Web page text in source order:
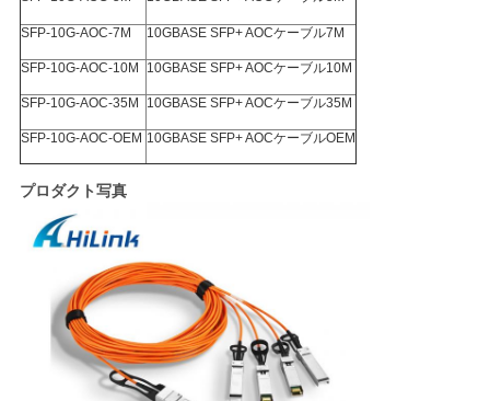
プ
ラ
イ
バ
SFP-10G-AOC-7M 10GBASE SFP+ AOCケーブル7M
SFP-10G-AOC-10M 10GBASE SFP+ AOCケーブル10M
SFP-10G-AOC-35M 10GBASE SFP+ AOCケーブル35M
SFP-10G-AOC-OEM 10GBASE SFP+ AOCケーブルOEM
プロダクト写真